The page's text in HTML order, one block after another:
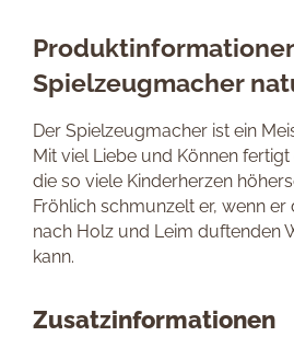
Spielzeugmacher
Der Spielzeugmacher ist ein
Mit viel Liebe und Können
die so viele Kinderherzen
Fröhlich schmunzelt er, wenn er
nach Holz und Leim duftenden
kann.
Zusatzinformationen